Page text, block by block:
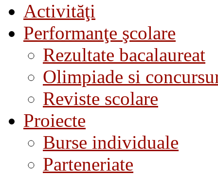
Activităţi
Performanţe şcolare
Rezultate bacalaureat
Olimpiade si
Reviste scolare
Proiecte
Burse individuale
Parteneriate